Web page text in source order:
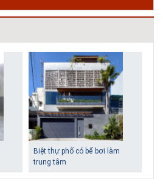
Biệt thự phố có bể bơi làm
trung tâm